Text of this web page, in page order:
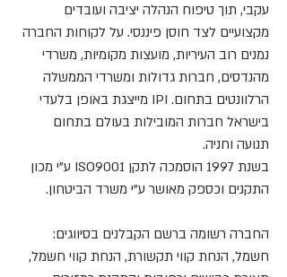
עקבי, תוך טיפוח הנהלה יציבה ועובדים
מקצועיים לצד חוסן פיננסי. על לקוחות החברה
נמנים רוב העיריות, מועצות מקומיות, משרדי
מהנדסים, חברות גדולות ומשרדי הממשלה
הרלוונטים בתחום. IPI מייצגת באופן בלעדי
בישראל חברות המובילות בעולם בתחום
תנועה וחניה.
בשנת 1997 הוסמכה לתקן ISO9001 ע"י מכון
התקנים וכספק מאושר ע"י משרד הביטחון.
החברה רשומה ברשם הקבלנים בסיווגים:
חשמל, הנחת קווי תקשורת, הנחת קווי חשמל,